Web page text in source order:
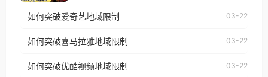
台湾、美国、加拿大、澳大利亚、欧洲等国家和地区
权限制所困扰。
播放”的提示语。 海外用户如香港、澳门、台湾、美
制问题，且仅能在中国大陆地区播放。 遇到这个问题
如何突破爱奇艺地域限制 03-22
如何突破喜马拉雅地域限制 03-22
如何突破优酷视频地域限制 03-22